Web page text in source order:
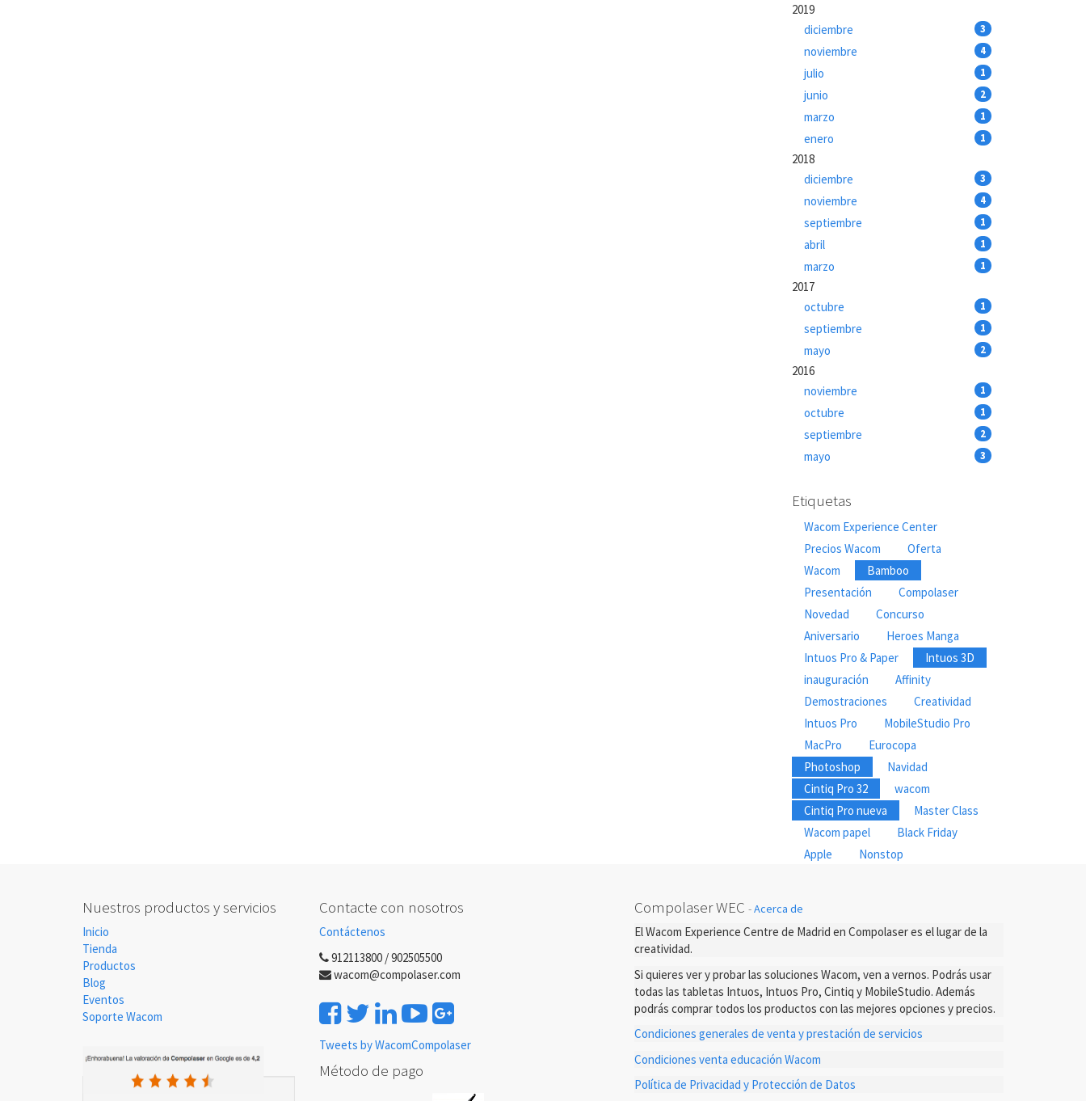
2019
diciembre
3
noviembre 4
julio 1
junio 2
marzo 1
enero 1
2018
diciembre
3
noviembre 4
septiembre 1
abril 1
marzo 1
2017
octubre
1
septiembre 1
mayo 2
2016
noviembre
1
octubre 1
septiembre 2
mayo 3
Etiquetas
Wacom Experience Center
Precios Wacom
Oferta
Wacom
Bamboo
Presentación
Compolaser
Novedad
Concurso
Aniversario
Heroes Manga
Intuos Pro & Paper
Intuos 3D
inauguración
Affinity
Demostraciones
Creatividad
Intuos Pro
MobileStudio Pro
MacPro
Eurocopa
Photoshop
Navidad
Cintiq Pro 32
wacom
Cintiq Pro nueva
Master Class
Wacom papel
Black Friday
Apple
Nonstop
Nuestros productos y servicios
Inicio
Tienda
Productos
Blog
Eventos
Soporte Wacom
Contacte con nosotros
Contáctenos
912113800 / 902505500
wacom@compolaser.com
Tweets by WacomCompolaser
Método de pago
Compolaser WEC -Acerca de
El Wacom Experience Centre de Madrid en Compolaser es el lugar de la
creatividad.
Si quieres ver y probar las soluciones Wacom, ven a vernos. Podrás usar
todas las tabletas Intuos, Intuos Pro, Cintiq y MobileStudio. Además
podrás comprar todos los productos con las mejores opciones y precios.
Condiciones generales de venta y prestación de servicios
Condiciones venta educación Wacom
Política de Privacidad y Protección de Datos